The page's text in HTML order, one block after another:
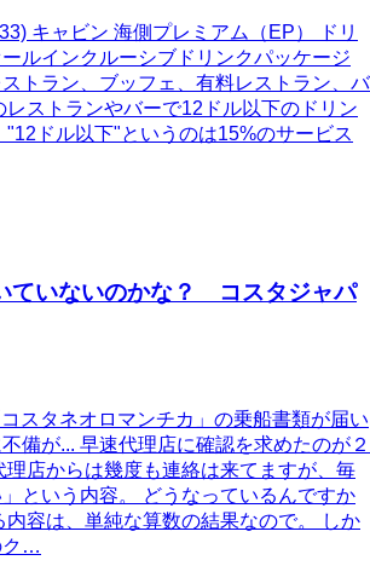
キャビン 海側プレミアム（EP） ドリ
ルインクルーシブドリンクパッケージ
トラン、ブッフェ、有料レストラン、バ
レストランやバーで12ドル以下のドリン
"12ドル以下"というのは15%のサービス
ていないのかな？ コスタジャパ
スタネオロマンチカ」の乗船書類が届い
備が... 早速代理店に確認を求めたのが２
理店からは幾度も連絡は来てますが、毎
という内容。 どうなっているんですか
内容は、単純な算数の結果なので。 しか
ク…